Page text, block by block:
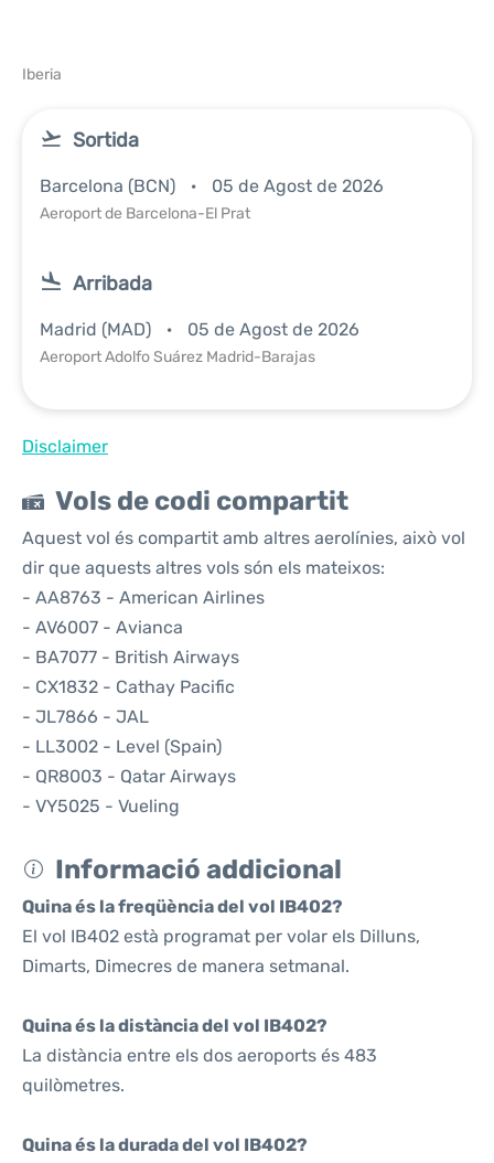
Iberia
Sortida
Barcelona (BCN) 05 de Agost de 2026
Aeroport de Barcelona-El Prat
Arribada
Madrid (MAD) 05 de Agost de 2026
Aeroport Adolfo Suárez Madrid-Barajas
Disclaimer
Vols de codi compartit
Aquest vol és compartit amb altres aerolínies, això vol
dir que aquests altres vols són els mateixos:
- AA8763 - American Airlines
- AV6007 - Avianca
- BA7077 - British Airways
- CX1832 - Cathay Pacific
- JL7866 - JAL
- LL3002 - Level (Spain)
- QR8003 - Qatar Airways
- VY5025 - Vueling
Informació addicional
Quina és la freqüència del vol IB402?
El vol IB402 està programat per volar els Dilluns,
Dimarts, Dimecres de manera setmanal.
Quina és la distància del vol IB402?
La distància entre els dos aeroports és 483
quilòmetres.
Quina és la durada del vol IB402?